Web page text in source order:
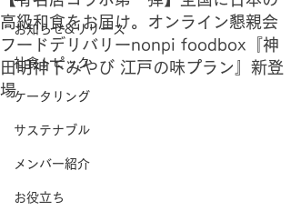
お知らせ&リリース
社食トピック
ケータリング
サステナブル
メンバー紹介
お役立ち
高級和食をお届け。オンライン懇親会
フードデリバリーnonpi foodbox『神
田明神下みやび 江戸の味プラン』新登
場